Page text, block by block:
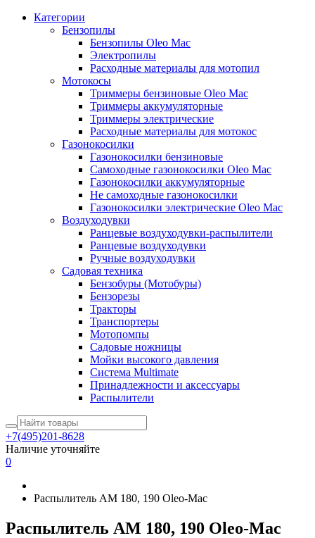
Категории
Бензопилы
Бензопилы Oleo Mac
Электропилы
Расходные материалы для мотопил
Мотокосы
Триммеры бензиновые Oleo Mac
Триммеры аккумуляторные
Триммеры электрические
Расходные материалы для мотокос
Газонокосилки
Газонокосилки бензиновые
Самоходные газонокосилки Oleo Mac
Газонокосилки аккумуляторные
Не самоходные газонокосилки
Газонокосилки электрические Oleo Mac
Воздуходувки
Ранцевые воздуходувки-распылители
Ранцевые воздуходувки
Ручные воздуходувки
Садовая техника
Бензобуры (Мотобуры)
Бензорезы
Тракторы
Транспортеры
Мотопомпы
Садовые ножницы
Мойки высокого давления
Система Multimate
Принадлежности и аксессуары
Распылители
+7(495)201-8628
Наличие уточняйте
0
Распылитель AМ 180, 190 Oleo-Mac
Распылитель AМ 180, 190 Oleo-Mac